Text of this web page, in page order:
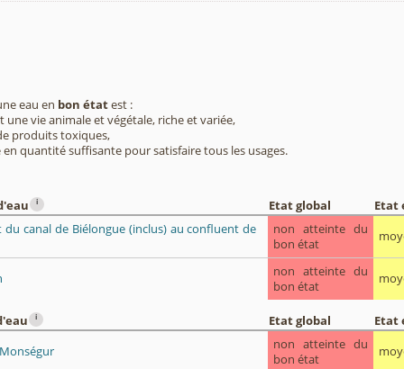
eau en bon étatest :
une vie animale et végétale, riche et variée,
produits toxiques,
quantité suffisante pour satisfaire tous les usages.
i Etat global
Etat
canal de Biélongue (inclus) au confluent de
non atteinte du
bon état
non atteinte du
bon état
i Etat global
Etat
non atteinte du
bon état